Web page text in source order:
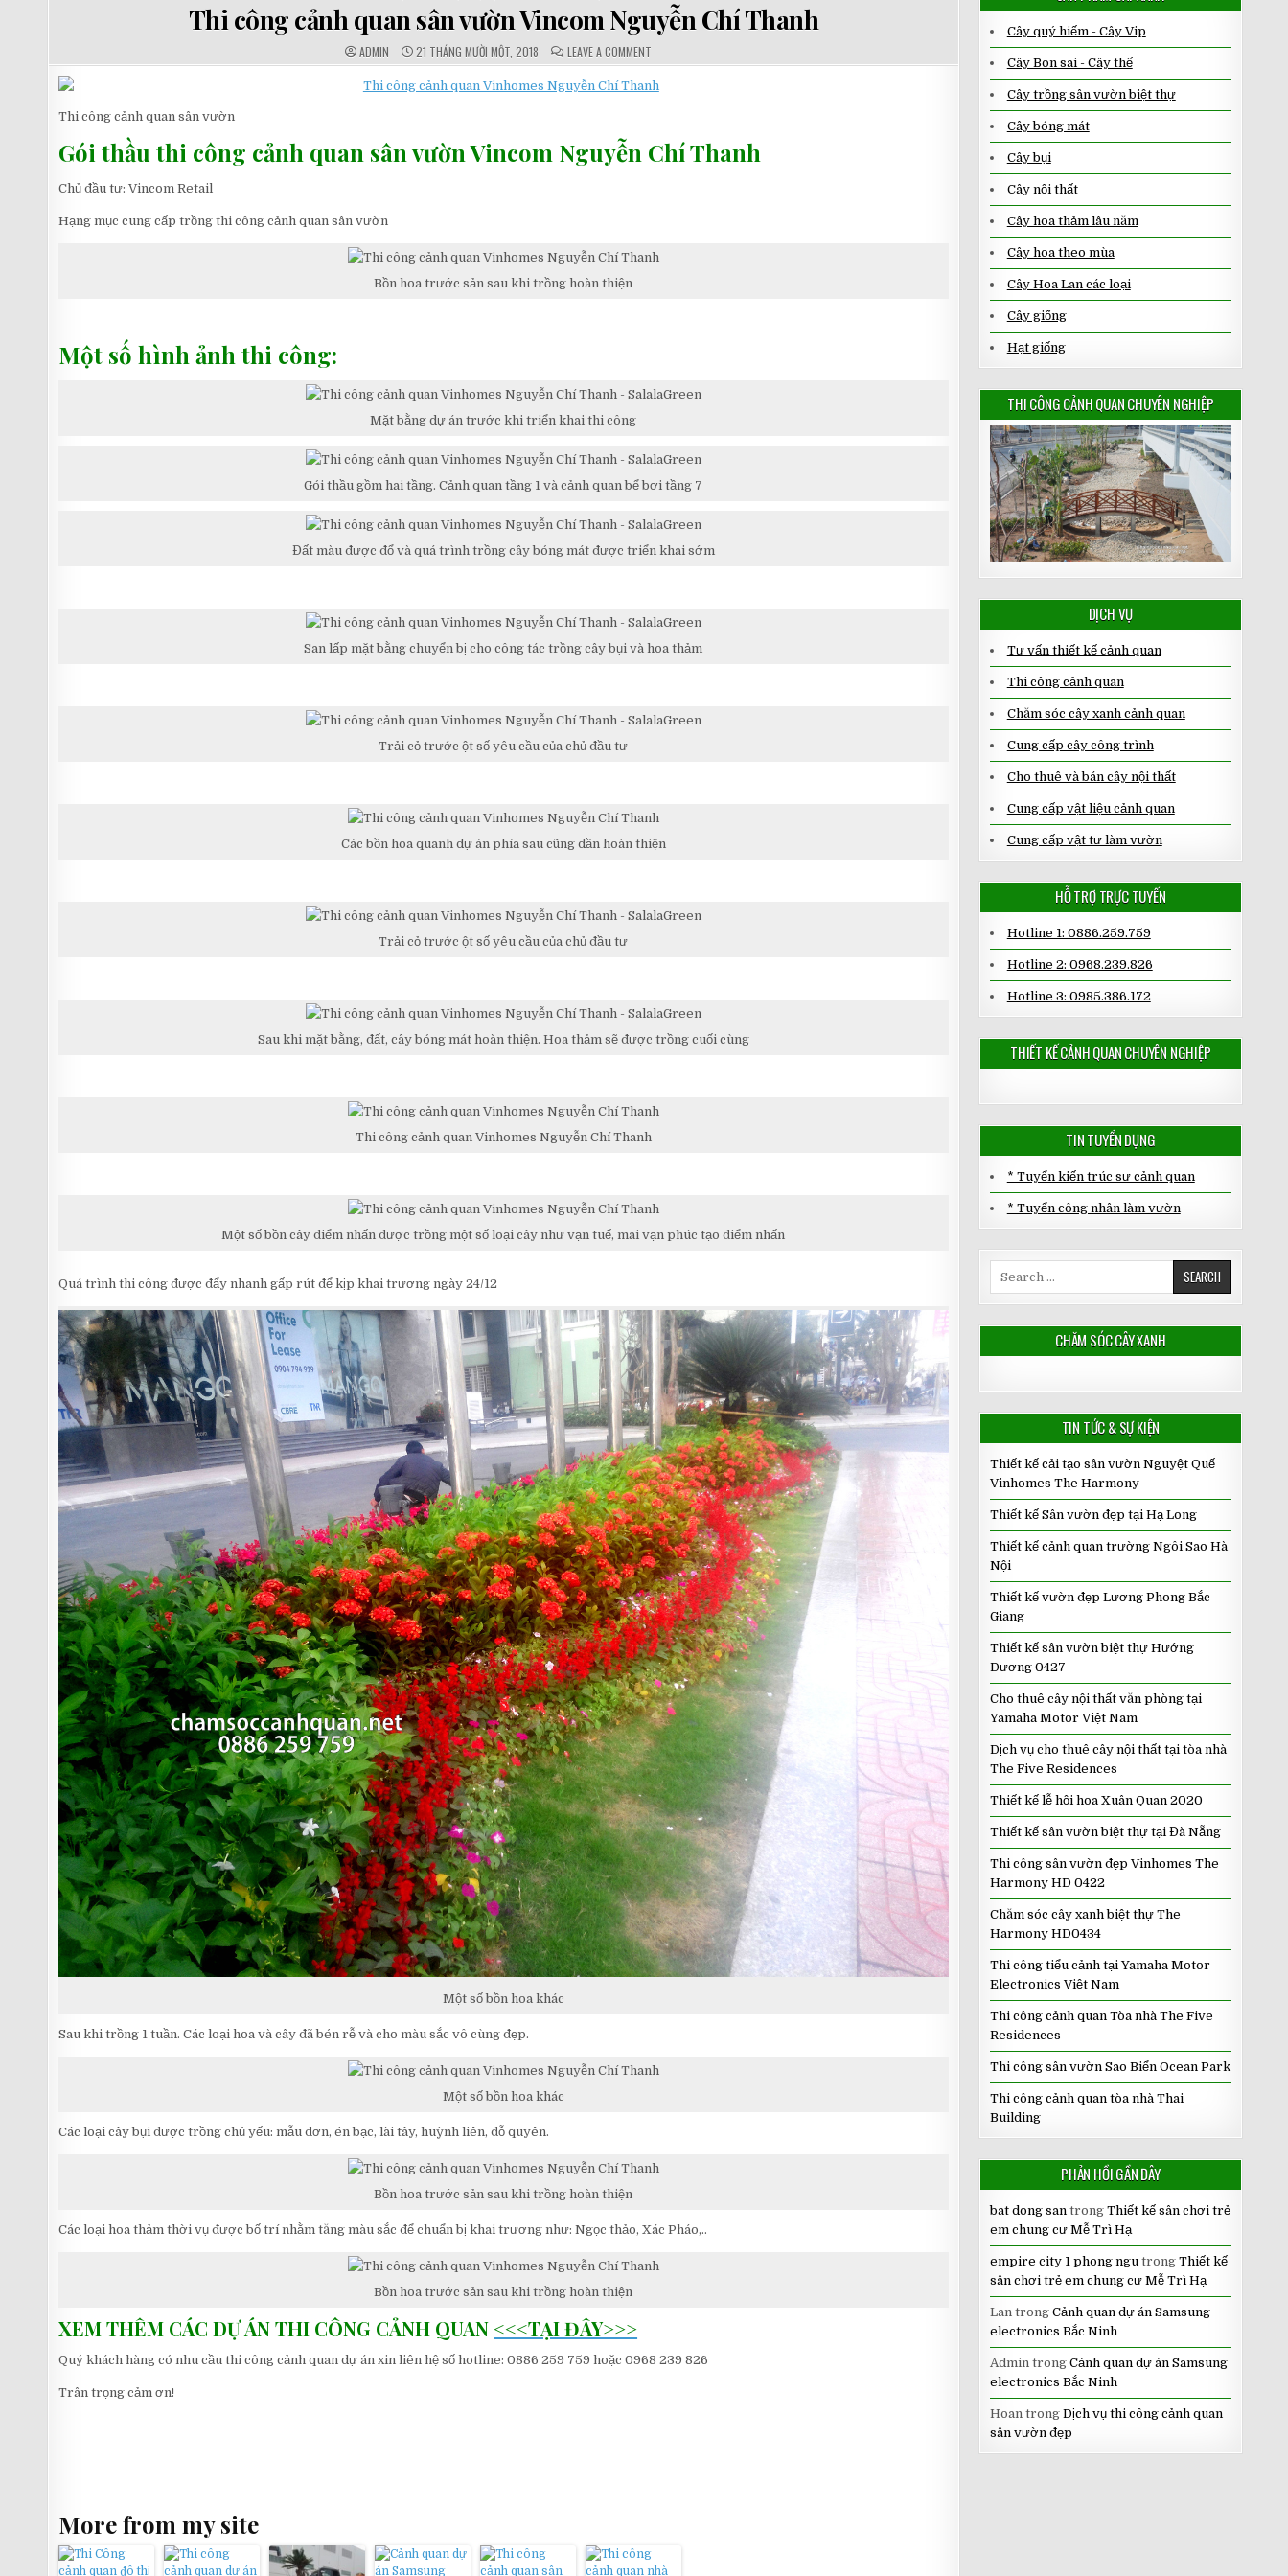
IN
Thi công cảnh quan sân vườn Vincom Nguyễn Chí Thanh
AUTHOR:
ADMIN PUBLISHED
DATE:
21 THÁNG MƯỜI MỘT, 2018 COMMENTS:
LEAVE A COMMENT
THI
CẢNH
QUAN
NGUYỄN
CHÍ
THANH
Thi công cảnh quan sân vườn
Gói thầu thi công cảnh quan sân vườn Vincom Nguyễn Chí Thanh
Chủ đầu tư: Vincom Retail
Hạng mục cung cấp trồng thi công cảnh quan sân vườn
Bồn hoa trước sản sau khi trồng hoàn thiện
Một số hình ảnh thi công:
Mặt bằng dự án trước khi triển khai thi công
Gói thầu gồm hai tầng. Cảnh quan tầng 1 và cảnh quan bể bơi tầng 7
Đất màu được đổ và quá trình trồng cây bóng mát được triển khai sớm
San lấp mặt bằng chuyển bị cho công tác trồng cây bụi và hoa thảm
Trải cỏ trước ột số yêu cầu của chủ đầu tư
Các bồn hoa quanh dự án phía sau cũng dần hoàn thiện
Trải cỏ trước ột số yêu cầu của chủ đầu tư
Sau khi mặt bằng, đất, cây bóng mát hoàn thiện. Hoa thảm sẽ được trồng cuối cùng
Thi công cảnh quan Vinhomes Nguyễn Chí Thanh
Một số bồn cây điểm nhấn được trồng một số loại cây như vạn tuế, mai vạn phúc tạo điểm nhấn
Quá trình thi công được đẩy nhanh gấp rút để kịp khai trương ngày 24/12
Một số bồn hoa khác
Sau khi trồng 1 tuần. Các loại hoa và cây đã bén rễ và cho màu sắc vô cùng đẹp.
Một số bồn hoa khác
Các loại cây bụi được trồng chủ yếu: mẫu đơn, én bạc, lài tây, huỳnh liên, đỗ quyên.
Bồn hoa trước sản sau khi trồng hoàn thiện
Các loại hoa thảm thời vụ được bố trí nhằm tăng màu sắc để chuẩn bị khai trương như: Ngọc thảo, Xác Pháo,..
Bồn hoa trước sản sau khi trồng hoàn thiện
XEM THÊM CÁC DỰ ÁN THI CÔNG CẢNH QUAN <<<TẠI ĐÂY>>>
Quý khách hàng có nhu cầu thi công cảnh quan dự án xin liên hệ số hotline: 0886 259 759 hoặc 0968 239 826
Trân trọng cảm ơn!
More from my site
Cây quý hiếm - Cây Vip
Cây Bon sai - Cây thế
Cây trồng sân vườn biệt thự
Cây bóng mát
Cây bụi
Cây nội thất
Cây hoa thảm lâu năm
Cây hoa theo mùa
Cây Hoa Lan các loại
Cây giống
Hạt giống
THI CÔNG CẢNH QUAN CHUYÊN NGHIỆP
DỊCH VỤ
Tư vấn thiết kế cảnh quan
Thi công cảnh quan
Chăm sóc cây xanh cảnh quan
Cung cấp cây công trình
Cho thuê và bán cây nội thất
Cung cấp vật liệu cảnh quan
Cung cấp vật tư làm vườn
HỖ TRỢ TRỰC TUYẾN
Hotline 1: 0886.259.759
Hotline 2: 0968.239.826
Hotline 3: 0985.386.172
THIẾT KẾ CẢNH QUAN CHUYÊN NGHIỆP
TIN TUYỂN DỤNG
* Tuyển kiến trúc sư cảnh quan
* Tuyển công nhân làm vườn
CHĂM SÓC CÂY XANH
TIN TỨC & SỰ KIỆN
Thiết kế cải tạo sân vườn Nguyệt Quế
Vinhomes The Harmony
Thiết kế Sân vườn đẹp tại Hạ Long
Thiết kế cảnh quan trường Ngôi Sao Hà
Nội
Thiết kế vườn đẹp Lương Phong Bắc
Giang
Thiết kế sân vườn biệt thự Hướng
Dương 0427
Cho thuê cây nội thất văn phòng tại
Yamaha Motor Việt Nam
Dịch vụ cho thuê cây nội thất tại tòa nhà
The Five Residences
Thiết kế lễ hội hoa Xuân Quan 2020
Thiết kế sân vườn biệt thự tại Đà Nẵng
Thi công sân vườn đẹp Vinhomes The
Harmony HD 0422
Chăm sóc cây xanh biệt thự The
Harmony HD0434
Thi công tiểu cảnh tại Yamaha Motor
Electronics Việt Nam
Thi công cảnh quan Tòa nhà The Five
Residences
Thi công sân vườn Sao Biển Ocean Park
Thi công cảnh quan tòa nhà Thai
Building
PHẢN HỒI GẦN ĐÂY
bat dong santrong Thiết kế sân chơi trẻ
em chung cư Mễ Trì Hạ
empire city 1 phong ngutrong Thiết kế
sân chơi trẻ em chung cư Mễ Trì Hạ
Lantrong Cảnh quan dự án Samsung
electronics Bắc Ninh
Admintrong Cảnh quan dự án Samsung
electronics Bắc Ninh
Hoantrong Dịch vụ thi công cảnh quan
sân vườn đẹp